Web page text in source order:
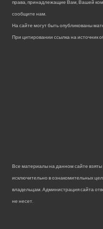
права, принадлежащие Вам, Вашей
сообщите нам.
На сайте могут быть опубликованы
При цитировании ссылка на источник
Все материалы на данном сайте взяты
исключительно в ознакомительных
владельцам. Администрация сайта
не несет.